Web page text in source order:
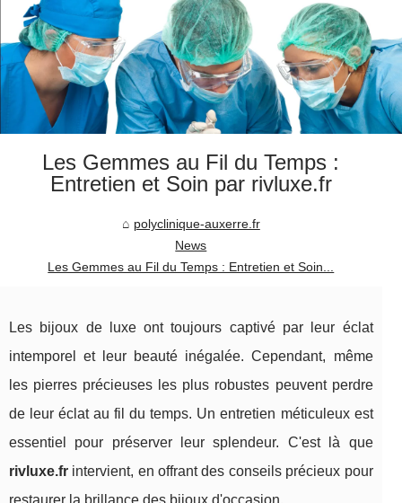
Les Gemmes au Fil du Temps :
Entretien et Soin par rivluxe.fr
polyclinique-auxerre.fr
News
Les Gemmes au Fil du Temps : Entretien et Soin...
Les bijoux de luxe ont toujours captivé par leur éclat
intemporel et leur beauté inégalée. Cependant, même
les pierres précieuses les plus robustes peuvent perdre
de leur éclat au fil du temps. Un entretien méticuleux est
essentiel pour préserver leur splendeur. C'est là que
rivluxe.fr intervient, en offrant des conseils précieux pour